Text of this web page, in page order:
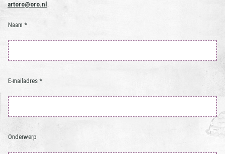
artoro@oro.nl .
Naam *
E-mailadres *
Onderwerp